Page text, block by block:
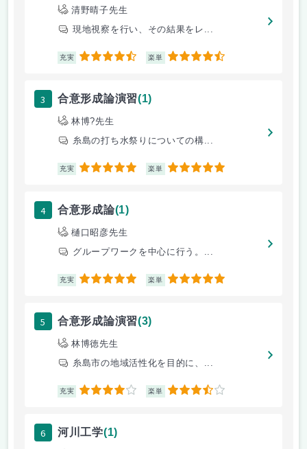
清野晴子先生
現地視察を行い、その結果をレ...
充実 4.5 楽単 4.5
3 合意形成論演習(1)
林博?先生
糸島の打ち水祭りについての構...
充実 5 楽単 5
4 合意形成論(1)
樋口昭彦先生
グループワークを中心に行う。...
充実 5 楽単 5
5 合意形成論演習(3)
林博徳先生
糸島市の地域活性化を目的に、...
充実 4 楽単 3.5
6 河川工学(1)